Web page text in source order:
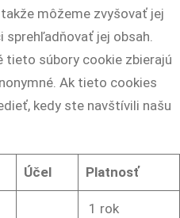
môžeme zvyšovať jej
sprehľadňovať jej obsah.
súbory cookie zbierajú
Ak tieto cookies
kedy ste navštívili našu
Účel Platnosť
1 rok